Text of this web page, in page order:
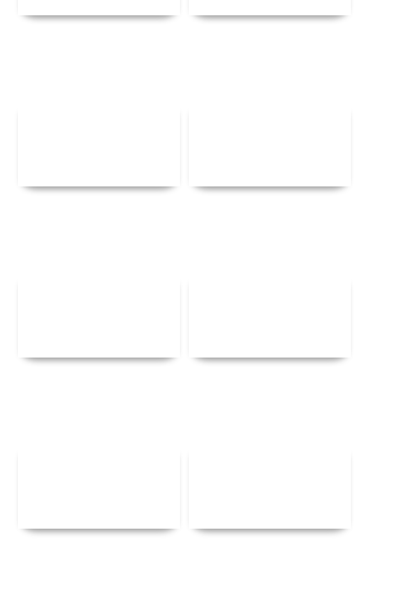
Αναλυτικά Αναλυτικά
Αναλυτικά Αναλυτικά
Αναλυτικά Αναλυτικά
Αναλυτικά Αναλυτικά